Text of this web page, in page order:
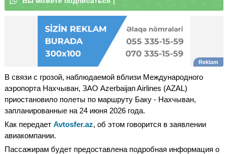
В связи с грозой, наблюдаемой вблизи Международного
аэропорта Нахчыван, ЗАО Azerbaijan Airlines (AZAL)
приостановило полеты по маршруту Баку - Нахчыван,
запланированные на 24 июня 2026 года.
Как передает Avtosfer.az, об этом говорится в заявлении
авиакомпании.
Пассажирам будет предоставлена подробная информация о